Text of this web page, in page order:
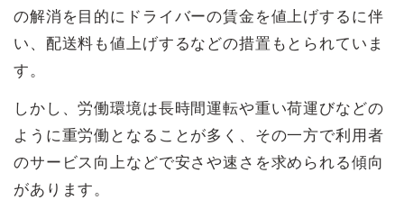
の解消を目的にドライバーの賃金を値上げするに伴
い、配送料も値上げするなどの措置もとられていま
す。
しかし、労働環境は長時間運転や重い荷運びなどの
ように重労働となることが多く、その一方で利用者
のサービス向上などで安さや速さを求められる傾向
があります。